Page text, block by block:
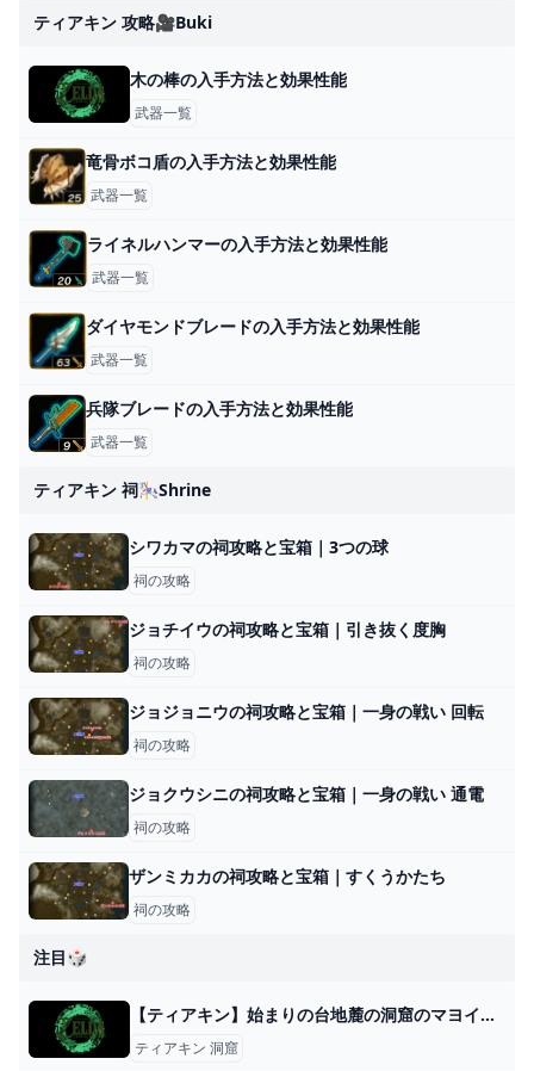
ティアキン 攻略🎥buki
木の棒の入手方法と効果性能
武器一覧
竜骨ボコ盾の入手方法と効果性能
武器一覧
ライネルハンマーの入手方法と効果性能
武器一覧
ダイヤモンドブレードの入手方法と効果性能
武器一覧
兵隊ブレードの入手方法と効果性能
武器一覧
ティアキン 祠🎠shrine
シワカマの祠攻略と宝箱｜3つの球
祠の攻略
ジョチイウの祠攻略と宝箱｜引き抜く度胸
祠の攻略
ジョジョニウの祠攻略と宝箱｜一身の戦い 回転
祠の攻略
ジョクウシニの祠攻略と宝箱｜一身の戦い 通電
祠の攻略
ザンミカカの祠攻略と宝箱｜すくうかたち
祠の攻略
注目🎲
【ティアキン】始まりの台地麓の洞窟のマヨイの場所と行き方【ゼルダの伝説ティアーズオブザキングダム】 - ゲームウィズ
ティアキン 洞窟